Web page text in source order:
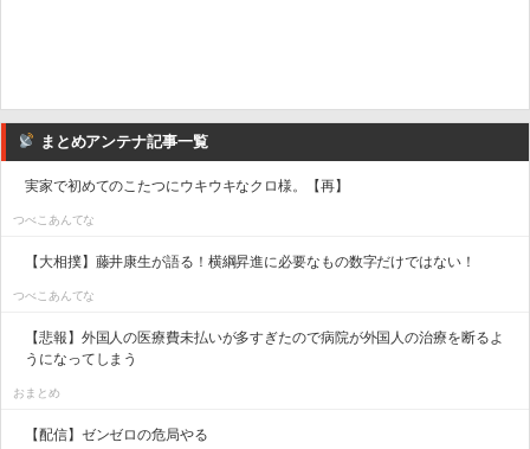
まとめアンテナ記事一覧
実家で初めてのこたつにウキウキなクロ様。【再】
つべこあんてな
【大相撲】藤井康生が語る！横綱昇進に必要なもの数字だけではない！
つべこあんてな
【悲報】外国人の医療費未払いが多すぎたので病院が外国人の治療を断るよ
うになってしまう
おまとめ
【配信】ゼンゼロの危局やる